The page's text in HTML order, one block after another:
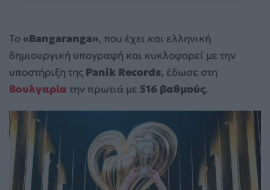
Το«Bangaranga», που έχει και ελληνική
δημιουργική υπογραφή και κυκλοφορεί με την
υποστήριξη της Panik Records, έδωσε στη
Βουλγαρίατην πρωτιά με 516 βαθμούς.